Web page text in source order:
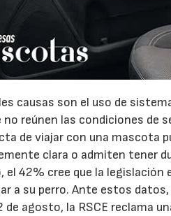
causas son el uso de
no reúnen las condiciones de
de viajar con una mascota
clara o admiten tener
el 42% cree que la
a su perro. Ante estos
de agosto, la RSCE reclama